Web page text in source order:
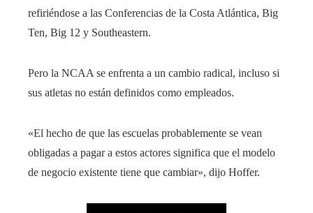
refiriéndose a las Conferencias de la Costa Atlántica, Big
Ten, Big 12 y Southeastern.
Pero la NCAA se enfrenta a un cambio radical, incluso si
sus atletas no están definidos como empleados.
«El hecho de que las escuelas probablemente se vean
obligadas a pagar a estos actores significa que el modelo
de negocio existente tiene que cambiar», dijo Hoffer.